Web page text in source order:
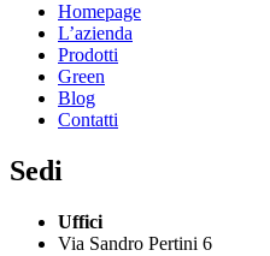
Homepage
L’azienda
Prodotti
Green
Blog
Contatti
Sedi
Uffici
Via Sandro Pertini 6